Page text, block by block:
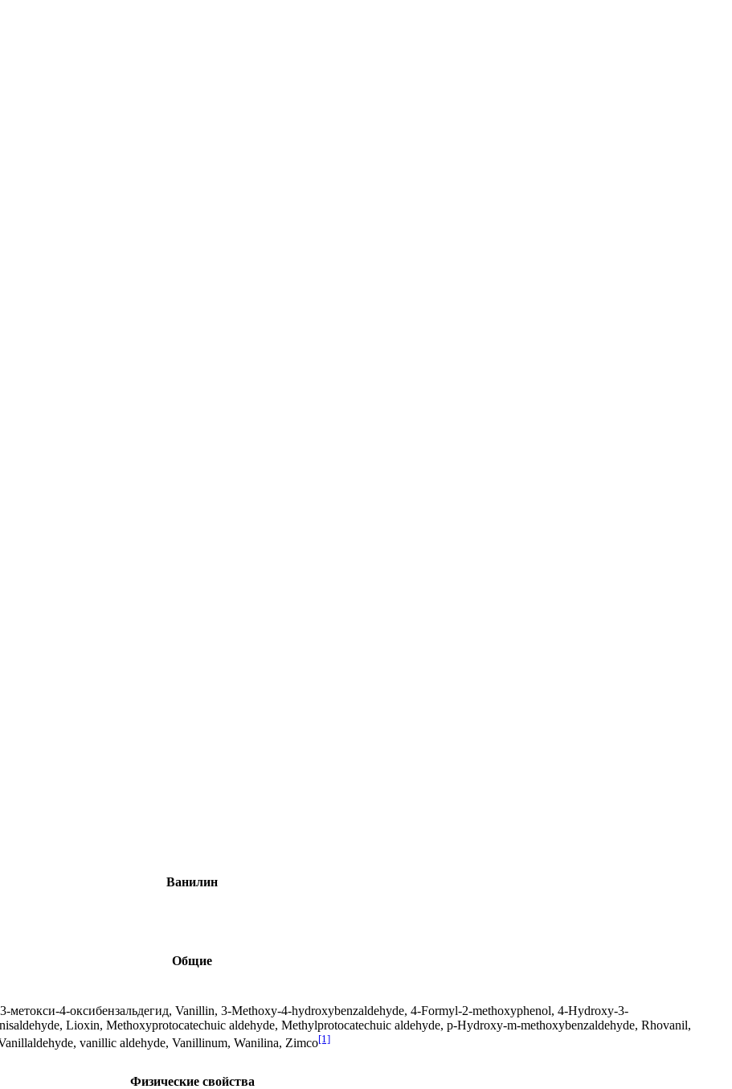
Ванилин
Общие
метокси-4-оксибензальдегид, Vanillin, 3-Methoxy-4-hydroxybenzaldehyde, 4-Formyl-2-methoxyphenol, 4-Hydroxy-3-
Lioxin, Methoxyprotocatechuic aldehyde, Methylprotocatechuic aldehyde, p-Hydroxy-m-methoxybenzaldehyde, Rhovanil,
vanillic aldehyde, Vanillinum, Wanilina, Zimco[1]
Физические свойства